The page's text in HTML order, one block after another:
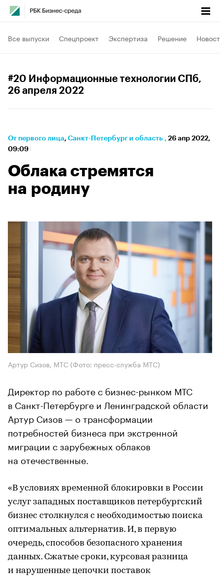
Все выпуски Спецпроект Экспертиза Решение
#20 Информационные технологии СПб,
26 апреля 2022
От первого лица⁠, Санкт-Петербург и область , 26 апр 2022,
09:09
Облака стремятся
на родину
Артур Сизов, МТС (Фото: пресс-служба МТС)
Директор по работе с бизнес-рынком МТС
в Санкт-Петербурге и Ленинградской области
Артур Сизов — о трансформации
потребностей бизнеса при экстренной
миграции с зарубежных облаков
на отечественные.
«В условиях временной блокировки в России
услуг западных поставщиков петербургский
бизнес столкнулся с необходимостью поиска
оптимальных альтернатив. И, в первую
очередь, способов безопасного хранения
данных. Сжатые сроки, курсовая разница
и нарушенные цепочки поставок